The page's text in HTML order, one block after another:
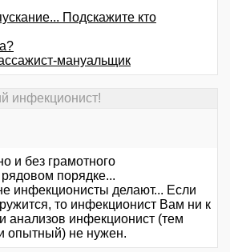
Подскажите кто
мануальщик
инфекционист!
и без грамотного
порядке...
инфекционисты делают... Если
то инфекционист Вам ни к
анализов инфекционист (тем
опытный) не нужен.